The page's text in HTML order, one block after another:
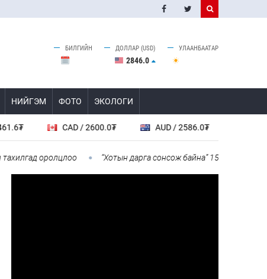
БИЛГИЙН ДОЛЛАР (USD)
2846.0
УЛААНБААТАР
НИЙГЭМ ФОТО ЭКОЛОГИ
CAD / 2600.0₮ AUD / 2586.0₮
оролцлоо “Хотын дарга сонсож байна” 150150 тусгай